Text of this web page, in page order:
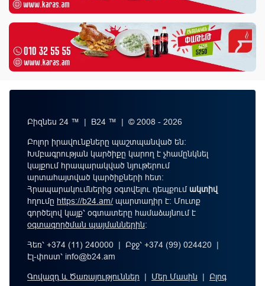
Բիզնես 24 ™ | B24 ™ | © 2008 - 2026
Բոլոր իրավունքները պաշտպանված են:
Խմբագրության կարծիքը կարող է չհամընկնել
կայքում հրապարակված նյութերում
արտահայտված կարծիքների հետ:
Հրապարակումներից օգտվելու դեպքումակտիվ
հղումը https://b24.am/ պարտադիր է: Մուտք
գործելով կայք՝ օգտատերը համաձայնում է
օգտագործման պայմաններին։
Հեռ՝ +374 (11) 240000 | Բջջ՝ +374 (99) 024420 |
Էլ-փոստ՝ info@b24.am
Գովազդ և Ծառայություններ | Մեր Մասին | Բլոգ